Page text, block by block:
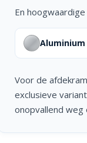
En
Aluminium
Voor de
exclusieve
onopvallend